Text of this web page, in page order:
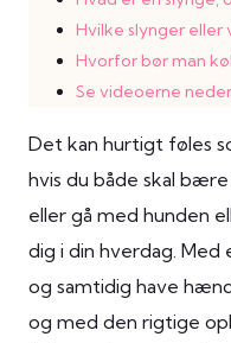
Hvilke slynger eller
Hvorfor bør man
Se videoerne
Det kan hurtigt føles
hvis du både skal
eller gå med hunden
dig i din hverdag.
og samtidig have
og med den rigtige